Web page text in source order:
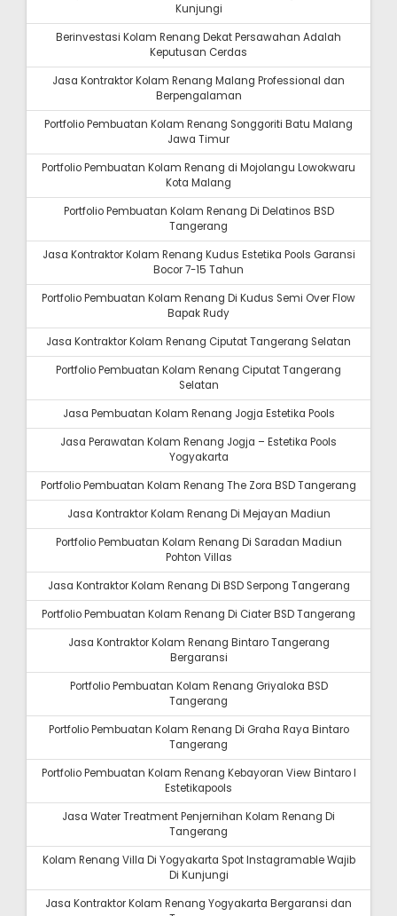
Kunjungi
Berinvestasi Kolam Renang Dekat Persawahan Adalah
Keputusan Cerdas
Jasa Kontraktor Kolam Renang Malang Professional dan
Berpengalaman
Portfolio Pembuatan Kolam Renang Songgoriti Batu Malang
Jawa Timur
Portfolio Pembuatan Kolam Renang di Mojolangu Lowokwaru
Kota Malang
Portfolio Pembuatan Kolam Renang Di Delatinos BSD
Tangerang
Jasa Kontraktor Kolam Renang Kudus Estetika Pools Garansi
Bocor 7-15 Tahun
Portfolio Pembuatan Kolam Renang Di Kudus Semi Over Flow
Bapak Rudy
Jasa Kontraktor Kolam Renang Ciputat Tangerang Selatan
Portfolio Pembuatan Kolam Renang Ciputat Tangerang
Selatan
Jasa Pembuatan Kolam Renang Jogja Estetika Pools
Jasa Perawatan Kolam Renang Jogja – Estetika Pools
Yogyakarta
Portfolio Pembuatan Kolam Renang The Zora BSD Tangerang
Jasa Kontraktor Kolam Renang Di Mejayan Madiun
Portfolio Pembuatan Kolam Renang Di Saradan Madiun
Pohton Villas
Jasa Kontraktor Kolam Renang Di BSD Serpong Tangerang
Portfolio Pembuatan Kolam Renang Di Ciater BSD Tangerang
Jasa Kontraktor Kolam Renang Bintaro Tangerang
Bergaransi
Portfolio Pembuatan Kolam Renang Griyaloka BSD
Tangerang
Portfolio Pembuatan Kolam Renang Di Graha Raya Bintaro
Tangerang
Portfolio Pembuatan Kolam Renang Kebayoran View Bintaro I
Estetikapools
Jasa Water Treatment Penjernihan Kolam Renang Di
Tangerang
Kolam Renang Villa Di Yogyakarta Spot Instagramable Wajib
Di Kunjungi
Jasa Kontraktor Kolam Renang Yogyakarta Bergaransi dan